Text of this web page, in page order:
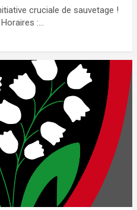
cruciale de sauvetage !
:…